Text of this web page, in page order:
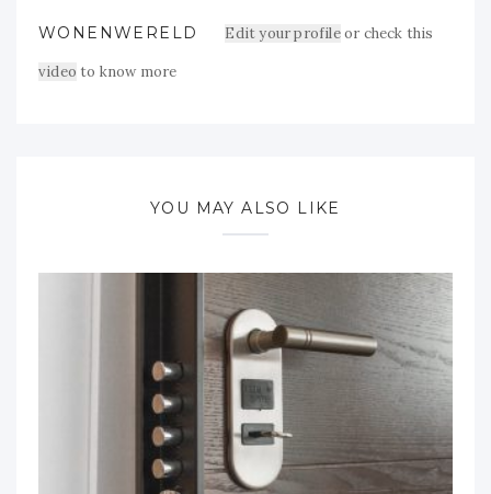
WONENWERELD Edit your profileor check this
video to know more
YOU MAY ALSO LIKE